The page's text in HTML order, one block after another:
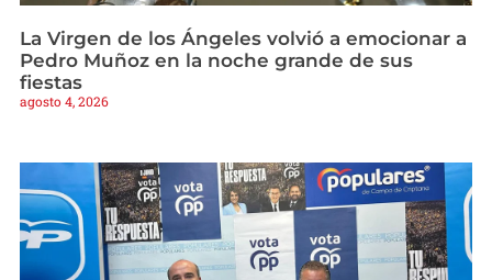
La Virgen de los Ángeles volvió a emocionar a
Pedro Muñoz en la noche grande de sus
fiestas
agosto 4, 2026